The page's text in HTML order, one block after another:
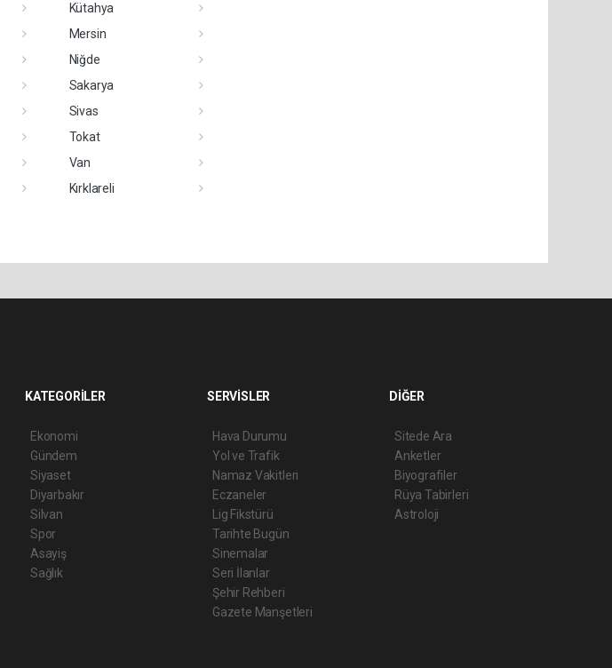
Kütahya
Mersin
Niğde
Sakarya
Sivas
Tokat
Van
Kırklareli
KATEGORİLER
Ekonomi
Gündem
Siyaset
Diyarbakır
Silvan
Spor
Asayiş
Sağlık
SERVİSLER
Hava Durumu
Yol ve Trafik
Namaz Vakitleri
Eczaneler
Lig Fikstürü
Tarihte Bugün
Sinemalar
Seri İlanlar
Şehir Rehberi
Gazete Manşetleri
DİĞER
Sitede Ara
Anketler
Biyografiler
Rüya Tabirleri
Astroloji